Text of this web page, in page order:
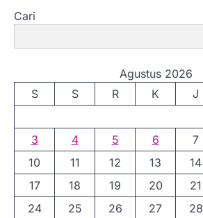
Cari
Agustus 2026
S
S R K J
3
4 5 6 7
10
11 12 13 14
17
18 19 20 21
24
25 26 27 28